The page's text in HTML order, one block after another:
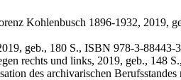
Kohlenbusch 1896-1932, 2019,
geb., 180 S., ISBN 978-3-88443-
rechts und links, 2019, geb., 148
des archivarischen